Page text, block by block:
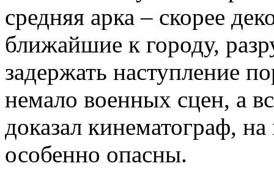
средняя арка – скорее
ближайшие к городу,
задержать наступление
немало военных сцен, а
доказал кинематограф,
особенно опасны.